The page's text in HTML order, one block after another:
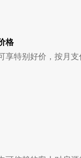
格
享特别好价，按月